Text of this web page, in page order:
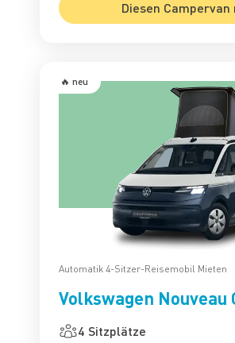
Diesen Campervan
🔥 neu
Automatik 4-Sitzer-Reisemobil Mieten
Volkswagen Nouveau
4 Sitzplätze